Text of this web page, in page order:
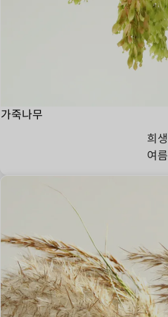
가죽나무
희생
여름